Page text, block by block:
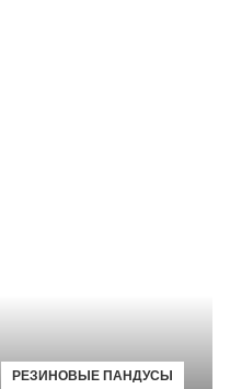
РЕЗИНОВЫЕ ПАНДУСЫ